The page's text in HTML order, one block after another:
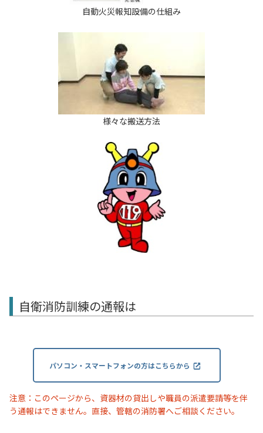
自動火災報知設備の仕組み
様々な搬送方法
自衛消防訓練の通報は
パソコン・スマートフォンの方はこちらから
注意：このページから、資器材の貸出しや職員の派遣要請等を伴
う通報はできません。直接、管轄の消防署へご相談ください。